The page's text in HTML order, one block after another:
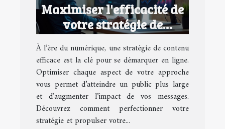
Maximiser l'efficacité de
votre stratégie de
contenu numérique
À l’ère du numérique, une stratégie de contenu
efficace est la clé pour se démarquer en ligne.
Optimiser chaque aspect de votre approche
vous permet d’atteindre un public plus large
et d’augmenter l’impact de vos messages.
Découvrez comment perfectionner votre
stratégie et propulser votre...